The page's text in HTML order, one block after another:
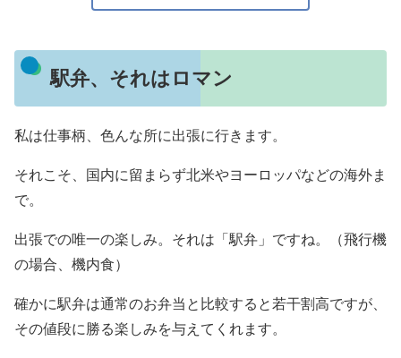
駅弁、それはロマン
私は仕事柄、色んな所に出張に行きます。
それこそ、国内に留まらず北米やヨーロッパなどの海外ま
で。
出張での唯一の楽しみ。それは「駅弁」ですね。（飛行機
の場合、機内食）
確かに駅弁は通常のお弁当と比較すると若干割高ですが、
その値段に勝る楽しみを与えてくれます。